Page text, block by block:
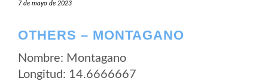
7 de mayo de 2023
OTHERS – MONTAGANO
Nombre: Montagano
Longitud: 14.6666667